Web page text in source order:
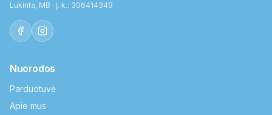
Lukinta, MB · Į. k.: 306414349
Nuorodos
Parduotuvė
Apie mus